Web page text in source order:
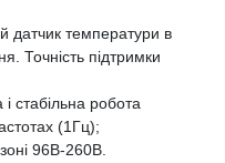
датчик температури в
Точність підтримки
стабільна робота
(1Гц);
96В-260В.